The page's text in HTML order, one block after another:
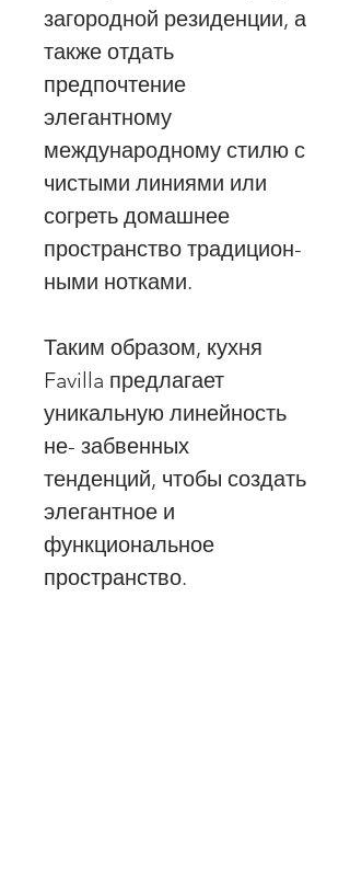
загородной резиденции, а
также отдать
предпочтение
элегантному
международному стилю с
чистыми линиями или
согреть домашнее
пространство традицион-
ными нотками.
Таким образом, кухня
Favilla предлагает
уникальную линейность
не- забвенных
тенденций, чтобы создать
элегантное и
функциональное
пространство.